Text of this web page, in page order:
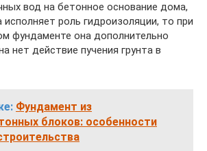
вод на бетонное основание дома,
роль гидроизоляции, то при
фундаменте она дополнительно
нет действие пучения грунта в
Фундамент из
блоков: особенности